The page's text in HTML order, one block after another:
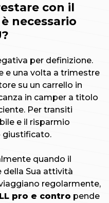
con il
necessario
per definizione.
e una volta a trimestre
su un carrello in
in camper a titolo
Per transiti
e il risparmio
giustificato.
quando il
Sua attività
regolarmente,
pro e contro pende